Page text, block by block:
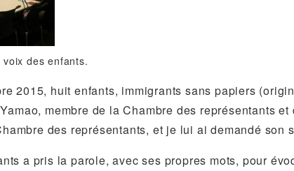
des enfants.
2015, huit enfants, immigrants sans papiers
membre de la Chambre des représentants
des représentants, et je lui ai demandé son
a pris la parole, avec ses propres mots, pour